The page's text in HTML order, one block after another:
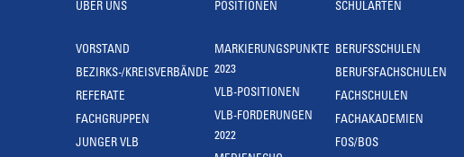
ÜBER UNS
VORSTAND
BEZIRKS-/KREISVERBÄNDE
REFERATE
FACHGRUPPEN
JUNGER VLB
POSITIONEN
MARKIERUNGSPUNKTE
2023
VLB-POSITIONEN
VLB-FORDERUNGEN
2022
SCHULARTEN
BERUFSSCHULEN
BERUFSFACHSCHULEN
FACHSCHULEN
FACHAKADEMIEN
FOS/BOS